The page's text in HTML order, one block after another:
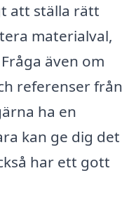
att ställa rätt
materialval,
även om
referenser från
ha en
kan ge dig det
har ett gott